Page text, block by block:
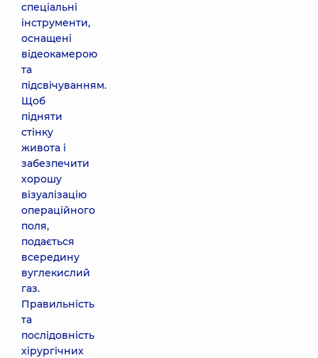
спеціальні
інструменти,
оснащені
відеокамерою
та
підсвічуванням.
Щоб
підняти
стінку
живота і
забезпечити
хорошу
візуалізацію
операційного
поля,
подається
всередину
вуглекислий
газ.
Правильність
та
послідовність
хірургічних